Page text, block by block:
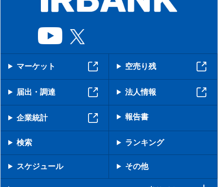
マーケット 空売り残
届出・調達 法人情報
企業統計 報告書
検索 ランキング
スケジュール その他